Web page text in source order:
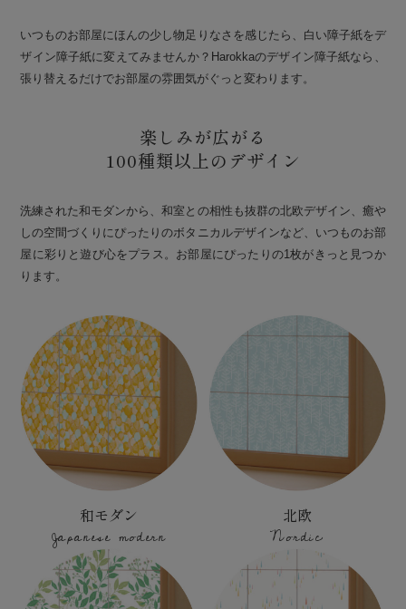
いつものお部屋にほんの少し物足りなさを感じたら、白い障子紙をデ
ザイン障子紙に変えてみませんか？Harokkaのデザイン障子紙なら、
張り替えるだけでお部屋の雰囲気がぐっと変わります。
楽しみが広がる
100種類以上のデザイン
洗練された和モダンから、和室との相性も抜群の北欧デザイン、癒や
しの空間づくりにぴったりのボタニカルデザインなど、いつものお部
屋に彩りと遊び心をプラス。お部屋にぴったりの1枚がきっと見つか
ります。
和モダン
Japanese modern
北欧
Nordic